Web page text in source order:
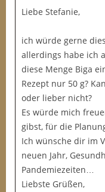
Liebe Stefanie,
ich würde gerne
allerdings habe ich
diese Menge Biga
Rezept nur 50 g?
oder lieber nicht?
Es würde mich
gibst, für die
Ich wünsche dir im
neuen Jahr,
Pandemiezeiten…
Liebste Grüßen,